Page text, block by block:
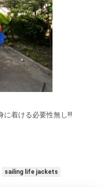
に着ける必要性無し!!!
sailing life jackets